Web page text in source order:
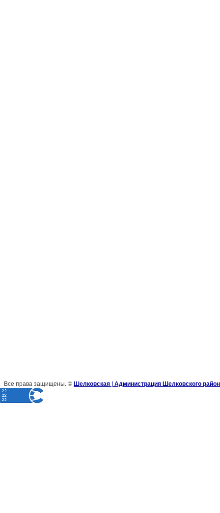
Все права защищены. ©Шелковская | Администрация Шелковского